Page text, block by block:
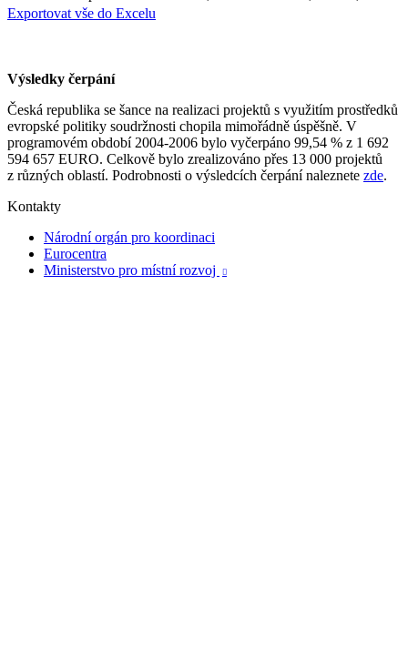
Exportovat vše do Excelu
Výsledky čerpání
Česká republika se šance na realizaci projektů s využitím prostředků
evropské politiky soudržnosti chopila mimořádně úspěšně. V
programovém období 2004-2006 bylo vyčerpáno 99,54 % z 1 692
594 657 EURO. Celkově bylo zrealizováno přes 13 000 projektů
z různých oblastí. Podrobnosti o výsledcích čerpání naleznete zde.
Kontakty
Národní orgán pro koordinaci
Eurocentra
Ministerstvo pro místní rozvoj
